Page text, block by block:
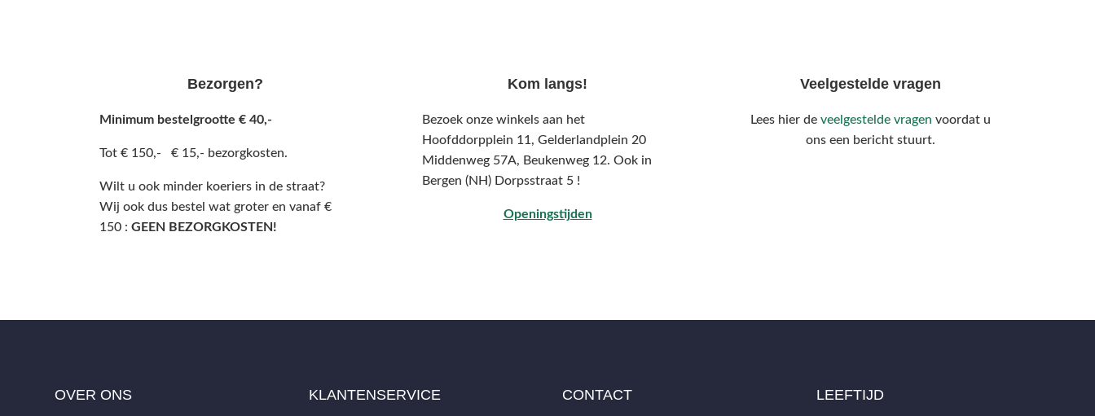
Bezorgen?
Minimum bestelgrootte € 40,-
Tot € 150,- € 15,- bezorgkosten.
Wilt u ook minder koeriers in de straat?
Wij ook dus bestel wat groter en vanaf €
150 : GEEN BEZORGKOSTEN!
Kom langs!
Bezoek onze winkels aan het
Hoofddorpplein 11, Gelderlandplein 20
Middenweg 57A, Beukenweg 12. Ook in
Bergen (NH) Dorpsstraat 5 !
Openingstijden
Veelgestelde vragen
Lees hier de veelgestelde vragen voordat u
ons een bericht stuurt.
OVER ONS KLANTENSERVICE CONTACT LEEFTIJD